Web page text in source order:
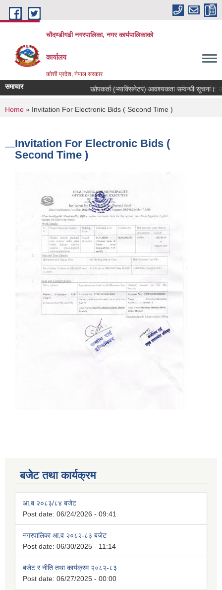
Skip to main content
चौदण्डीगढी नगरपालिका, नगर कार्यपालिकाको
कार्यालय
कोशी प्रदेश, नेपाल सरकार
समाचार खोपकर्ता (भ्याक्सिनेटर) आवश्यकता सम्वन्धी सूचना।
You are here
Home » Invitation For Electronic Bids ( Second Time )
Invitation For Electronic Bids (
Second Time )
बजेट तथा कार्यक्रम
आ.ब २०८३/८४ बजेट
Post date: 06/24/2026 - 09:41
नगरपालिका आ.व २०८२-८३ बजेट
Post date: 06/30/2025 - 11:14
बजेट र नीति तथा कार्यक्रम २०८२-८३
Post date: 06/27/2025 - 00:00